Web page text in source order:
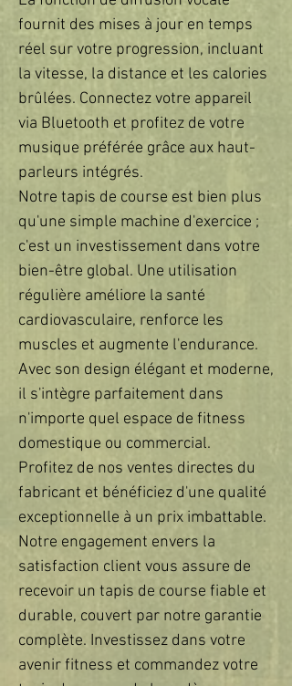
fournit des mises à jour en temps
réel sur votre progression, incluant
la vitesse, la distance et les calories
brûlées. Connectez votre appareil
via Bluetooth et profitez de votre
musique préférée grâce aux haut-
parleurs intégrés.
Notre tapis de course est bien plus
qu'une simple machine d'exercice ;
c'est un investissement dans votre
bien-être global. Une utilisation
régulière améliore la santé
cardiovasculaire, renforce les
muscles et augmente l'endurance.
Avec son design élégant et moderne,
il s'intègre parfaitement dans
n'importe quel espace de fitness
domestique ou commercial.
Profitez de nos ventes directes du
fabricant et bénéficiez d'une qualité
exceptionnelle à un prix imbattable.
Notre engagement envers la
satisfaction client vous assure de
recevoir un tapis de course fiable et
durable, couvert par notre garantie
complète. Investissez dans votre
avenir fitness et commandez votre